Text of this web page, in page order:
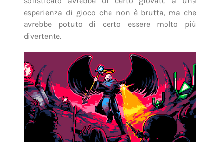
esperienza di gioco che non è brutta, ma che
avrebbe potuto di certo essere molto più
divertente.